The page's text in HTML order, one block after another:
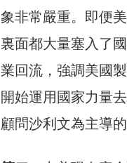
象非常嚴重。即便
裏面都大量塞入了
業回流，強調美國
開始運用國家力量
顧問沙利文為主導